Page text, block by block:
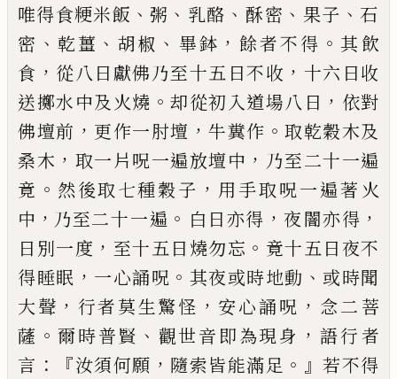
唯得食粳米飯 、 粥 、 乳酪 、 酥密 、 果子 、 石
密 、 乾薑 、 胡椒 、 畢鉢 ， 餘者不得 。 其飲
食 ， 從八日獻佛乃至十五日不收 ， 十六日收
送擲水中及火燒 。 却從初入道場八日 ， 依對
佛壇前 ， 更作一肘壇 ， 牛糞作 。 取乾穀木及
桑木 ， 取一片呪一遍放壇中 ， 乃至二十一遍
竟 。 然後取七種穀子 ， 用手取呪一遍著火
中 ， 乃至二十一遍 。 白 日亦得 ， 夜闇亦得 ，
日別一度 ， 至十五日燒勿忘 。 竟十五日夜不
得睡眠 ， 一心誦呪 。 其夜或時地動 、 或時聞
大聲 ， 行者莫生驚怪 ， 安心誦呪 ， 念二菩
薩 。 爾時普賢 、 觀世音即為現身 ， 語行者
言 ：『汝須何願 ， 隨索皆能滿足 。』 若不得